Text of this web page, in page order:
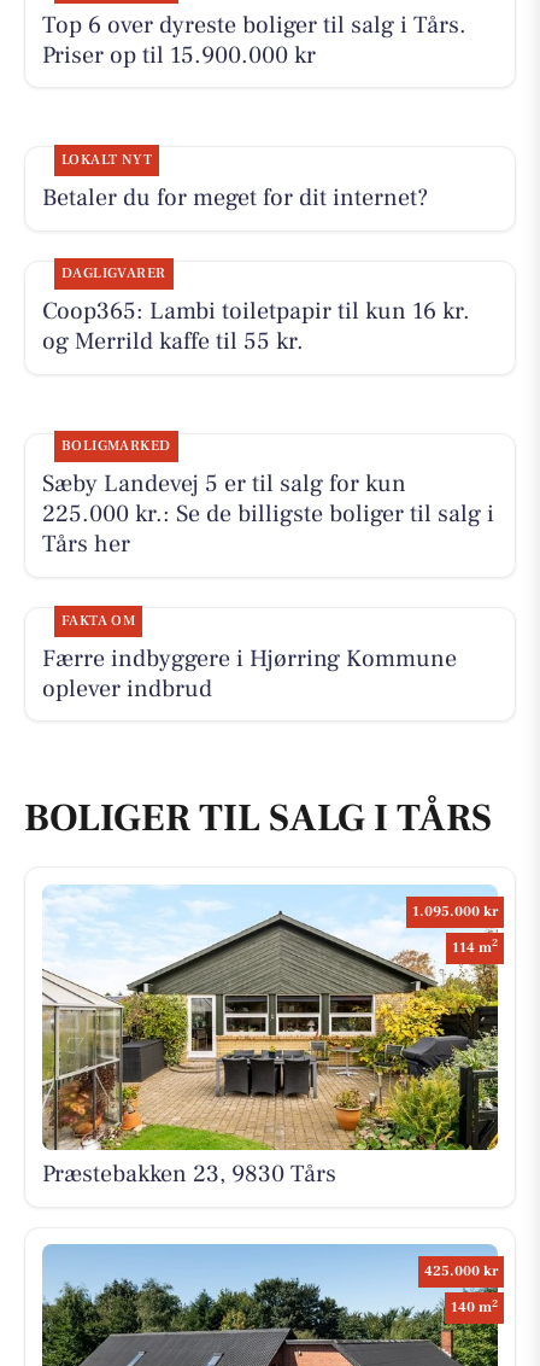
Top 6 over dyreste boliger til salg i Tårs.
Priser op til 15.900.000 kr
LOKALT NYT
Betaler du for meget for dit internet?
DAGLIGVARER
Coop365: Lambi toiletpapir til kun 16 kr.
og Merrild kaffe til 55 kr.
BOLIGMARKED
Sæby Landevej 5 er til salg for kun
225.000 kr.: Se de billigste boliger til salg i
Tårs her
FAKTA OM
Færre indbyggere i Hjørring Kommune
oplever indbrud
BOLIGER TIL SALG I TÅRS
1.095.000 kr
114 m2
Præstebakken 23, 9830 Tårs
425.000 kr
140 m2